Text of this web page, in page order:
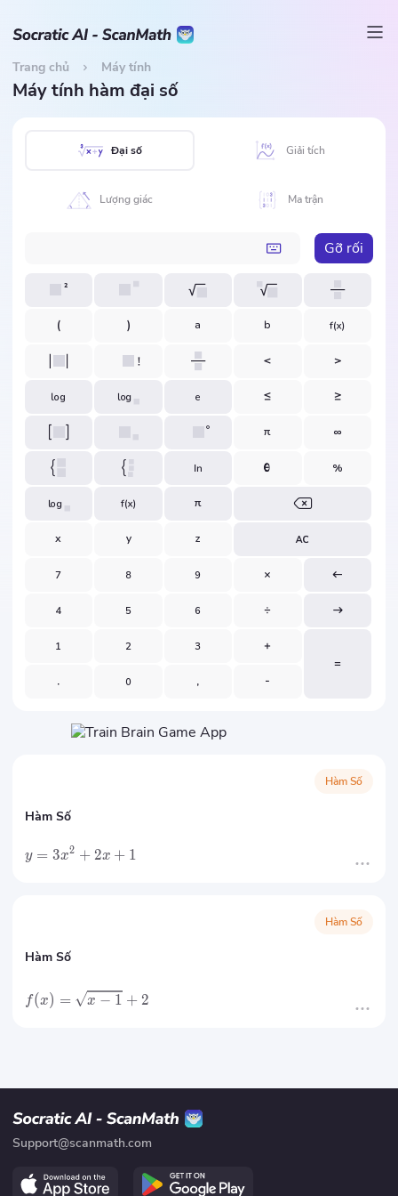
Trang chủ Máy tính
Máy tính hàm đại số
Đại số Giải tích
Lượng giác Ma trận
Gỡ rối
Hàm Số
Hàm Số
y = 3x2 + 2x + 1
Hàm Số
Hàm Số
f(x) = x − 1 + 2
Support@scanmath.com